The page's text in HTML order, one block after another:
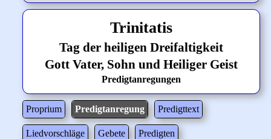
Trinitatis
Tag der heiligen Dreifaltigkeit
Gott Vater, Sohn und Heiliger Geist
Predigtanregungen
Proprium Predigtanregung Predigttext
Liedvorschläge Gebete Predigten